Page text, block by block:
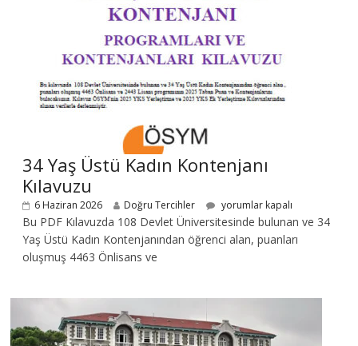
34 Yaş Üstü Kadın Kontenjanı
Kılavuzu
6 Haziran 2026 Doğru Tercihler yorumlar kapalı
Bu PDF Kılavuzda 108 Devlet Üniversitesinde bulunan ve 34
Yaş Üstü Kadın Kontenjanından öğrenci alan, puanları
oluşmuş 4463 Önlisans ve